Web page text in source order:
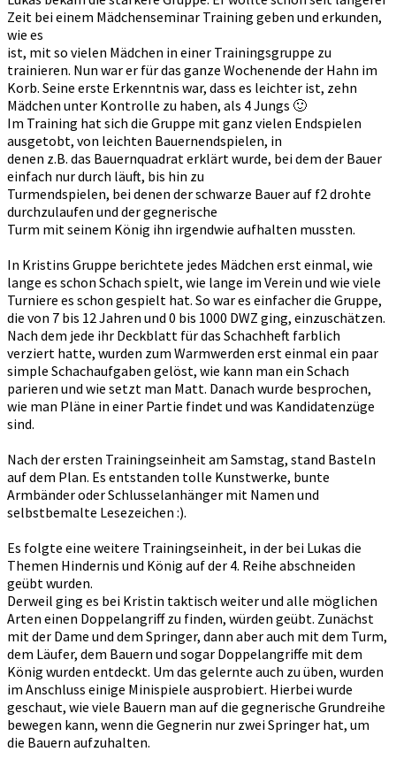
Zeit bei einem Mädchenseminar Training geben und erkunden,
wie es
ist, mit so vielen Mädchen in einer Trainingsgruppe zu
trainieren. Nun war er für das ganze Wochenende der Hahn im
Korb. Seine erste Erkenntnis war, dass es leichter ist, zehn
Mädchen unter Kontrolle zu haben, als 4 Jungs 🙂
Im Training hat sich die Gruppe mit ganz vielen Endspielen
ausgetobt, von leichten Bauernendspielen, in
denen z.B. das Bauernquadrat erklärt wurde, bei dem der Bauer
einfach nur durch läuft, bis hin zu
Turmendspielen, bei denen der schwarze Bauer auf f2 drohte
durchzulaufen und der gegnerische
Turm mit seinem König ihn irgendwie aufhalten mussten.
In Kristins Gruppe berichtete jedes Mädchen erst einmal, wie
lange es schon Schach spielt, wie lange im Verein und wie viele
Turniere es schon gespielt hat. So war es einfacher die Gruppe,
die von 7 bis 12 Jahren und 0 bis 1000 DWZ ging, einzuschätzen.
Nach dem jede ihr Deckblatt für das Schachheft farblich
verziert hatte, wurden zum Warmwerden erst einmal ein paar
simple Schachaufgaben gelöst, wie kann man ein Schach
parieren und wie setzt man Matt. Danach wurde besprochen,
wie man Pläne in einer Partie findet und was Kandidatenzüge
sind.
Nach der ersten Trainingseinheit am Samstag, stand Basteln
auf dem Plan. Es entstanden tolle Kunstwerke, bunte
Armbänder oder Schlusselanhänger mit Namen und
selbstbemalte Lesezeichen :).
Es folgte eine weitere Trainingseinheit, in der bei Lukas die
Themen Hindernis und König auf der 4. Reihe abschneiden
geübt wurden.
Derweil ging es bei Kristin taktisch weiter und alle möglichen
Arten einen Doppelangriff zu finden, würden geübt. Zunächst
mit der Dame und dem Springer, dann aber auch mit dem Turm,
dem Läufer, dem Bauern und sogar Doppelangriffe mit dem
König wurden entdeckt. Um das gelernte auch zu üben, wurden
im Anschluss einige Minispiele ausprobiert. Hierbei wurde
geschaut, wie viele Bauern man auf die gegnerische Grundreihe
bewegen kann, wenn die Gegnerin nur zwei Springer hat, um
die Bauern aufzuhalten.